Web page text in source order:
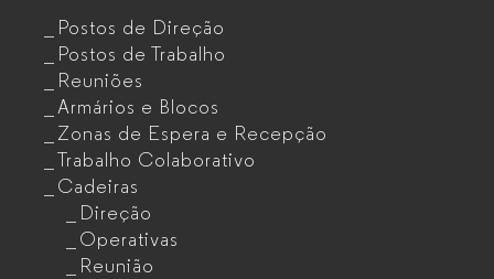
Postos de Direção
Postos de Trabalho
Reuniões
Armários e Blocos
Zonas de Espera e Recepção
Trabalho Colaborativo
Cadeiras
Direção
Operativas
Reunião